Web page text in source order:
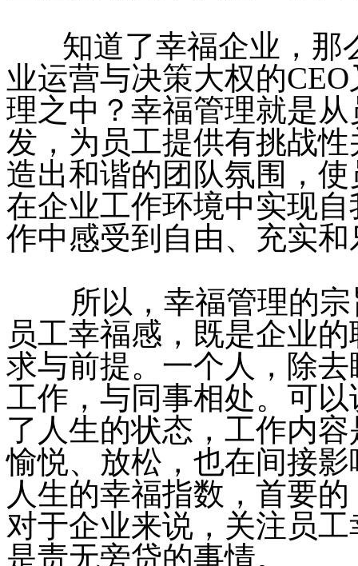
知道了幸福企业，那
业运营与决策大权的
理之中？幸福管理就是
发，为员工提供有挑战
造出和谐的团队氛围，
在企业工作环境中实现
作中感受到自由、充实和
所以，幸福管理的宗
员工幸福感，既是企业
求与前提。一个人，除
工作，与同事相处。可
了人生的状态，工作内
愉悦、放松，也在间接
人生的幸福指数，首要
对于企业来说，关注员
是责无旁贷的事情。